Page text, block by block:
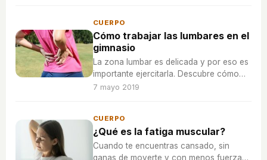
CUERPO
Cómo trabajar las lumbares en el
gimnasio
La zona lumbar es delicada y por eso es
importante ejercitarla. Descubre cómo
entrenar las lumbares en el gimnasio de
7 mayo 2019
CUERPO
¿Qué es la fatiga muscular?
Cuando te encuentras cansado, sin
ganas de moverte y con menos fuerza